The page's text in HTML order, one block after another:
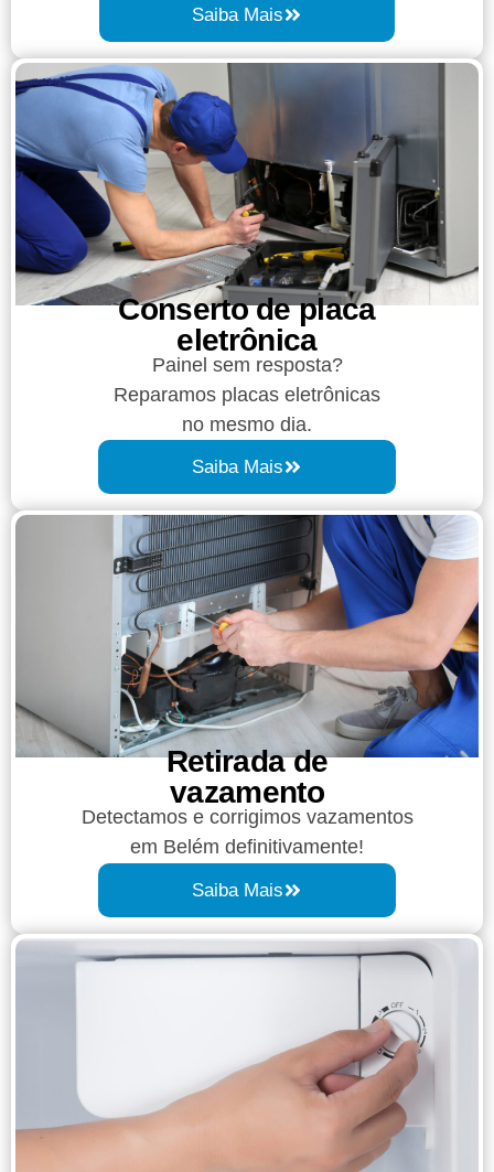
Saiba Mais
Conserto de placa
eletrônica
Painel sem resposta?
Reparamos placas eletrônicas
no mesmo dia.
Saiba Mais
Retirada de
vazamento​​
Detectamos e corrigimos vazamentos
em Belém definitivamente!
Saiba Mais